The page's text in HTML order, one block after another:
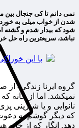
نمی دانم تا کی جنجال بین
شدن از خواب میلی به
شود که بیدار شدم و گشنه
نباشد، سریعترین راه حل
گروه ایرنا زندگی- از
نمیکشد. اما از خانه
نانوایی و یا شیرینی
که دیگر گوشم به
دهد. انگار که از